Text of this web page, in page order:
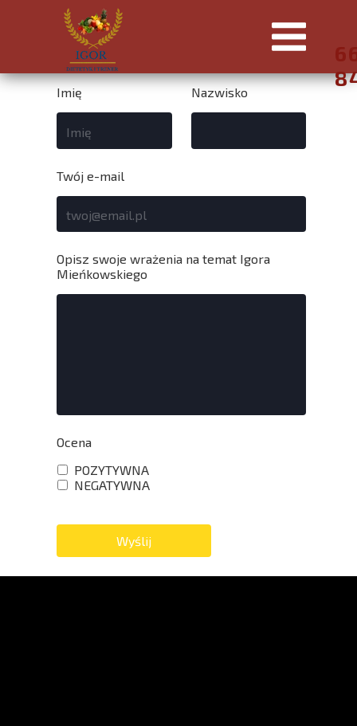
Imię Nazwisko
Twój e-mail
Opisz swoje wrażenia na temat Igora
Mieńkowskiego
Ocena
POZYTYWNA
NEGATYWNA
Wyślij